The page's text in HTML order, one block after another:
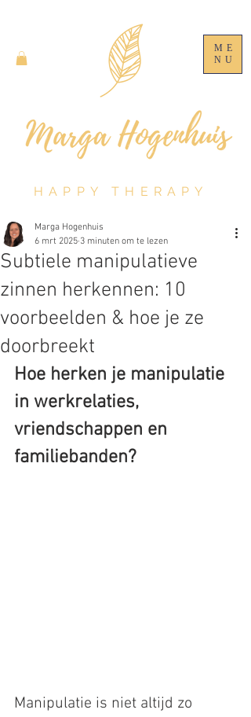
ME
NU
HAPPY THERAPY
Subtiele manipulatieve
zinnen herkennen: 10
voorbeelden & hoe je ze
doorbreekt
Marga Hogenhuis
6 mrt 2025 3 minuten om te lezen
Hoe herken je manipulatie
in werkrelaties,
vriendschappen en
familiebanden?
Manipulatie is niet altijd zo